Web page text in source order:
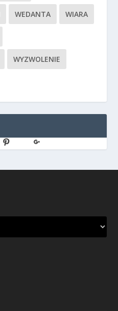
WEDANTA WIARA
WYZWOLENIE